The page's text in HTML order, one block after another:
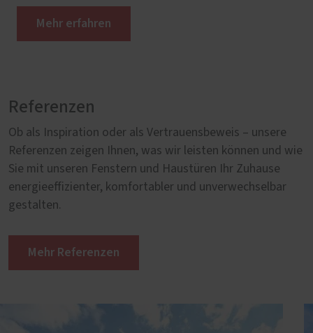
Mehr erfahren
Referenzen
Ob als Inspiration oder als Vertrauensbeweis – unsere
Referenzen zeigen Ihnen, was wir leisten können und wie
Sie mit unseren Fenstern und Haustüren Ihr Zuhause
energieeffizienter, komfortabler und unverwechselbar
gestalten.
Mehr Referenzen